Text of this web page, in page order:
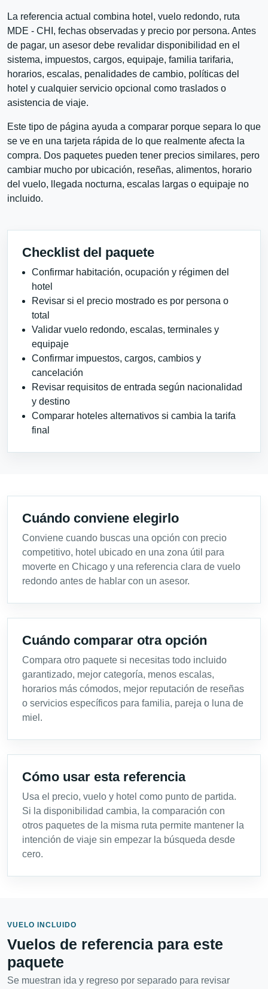
La referencia actual combina hotel, vuelo redondo, ruta
MDE - CHI, fechas observadas y precio por persona. Antes
de pagar, un asesor debe revalidar disponibilidad en el
sistema, impuestos, cargos, equipaje, familia tarifaria,
horarios, escalas, penalidades de cambio, políticas del
hotel y cualquier servicio opcional como traslados o
asistencia de viaje.
Este tipo de página ayuda a comparar porque separa lo que
se ve en una tarjeta rápida de lo que realmente afecta la
compra. Dos paquetes pueden tener precios similares, pero
cambiar mucho por ubicación, reseñas, alimentos, horario
del vuelo, llegada nocturna, escalas largas o equipaje no
incluido.
Checklist del paquete
Confirmar habitación, ocupación y régimen del
hotel
Revisar si el precio mostrado es por persona o
total
Validar vuelo redondo, escalas, terminales y
equipaje
Confirmar impuestos, cargos, cambios y
cancelación
Revisar requisitos de entrada según nacionalidad
y destino
Comparar hoteles alternativos si cambia la tarifa
final
Cuándo conviene elegirlo
Conviene cuando buscas una opción con precio
competitivo, hotel ubicado en una zona útil para
moverte en Chicago y una referencia clara de vuelo
redondo antes de hablar con un asesor.
Cuándo comparar otra opción
Compara otro paquete si necesitas todo incluido
garantizado, mejor categoría, menos escalas,
horarios más cómodos, mejor reputación de reseñas
o servicios específicos para familia, pareja o luna de
miel.
Cómo usar esta referencia
Usa el precio, vuelo y hotel como punto de partida.
Si la disponibilidad cambia, la comparación con
otros paquetes de la misma ruta permite mantener la
intención de viaje sin empezar la búsqueda desde
cero.
VUELO INCLUIDO
Vuelos de referencia para este
paquete
Se muestran ida y regreso por separado para revisar